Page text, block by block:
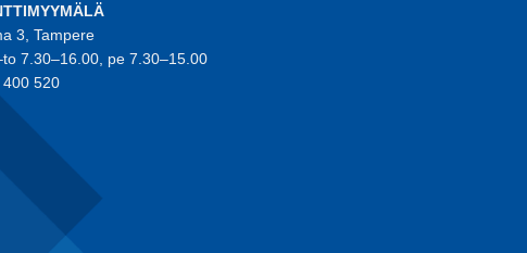
3, Tampere
7.30–16.00, pe 7.30–15.00
520